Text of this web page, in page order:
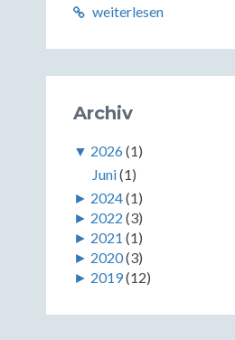
weiterlesen
Archiv
▼ 2026(1)
Juni(1)
► 2024(1)
► 2022 (3)
► 2021 (1)
► 2020(3)
► 2019(12)